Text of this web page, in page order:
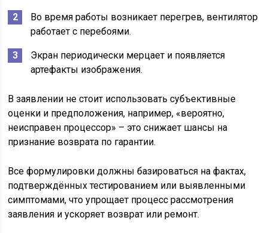
Во время работы возникает перегрев, вентилятор
работает с перебоями.
Экран периодически мерцает и появляется
артефакты изображения.
В заявлении не стоит использовать субъективные
оценки и предположения, например, «вероятно,
неисправен процессор» – это снижает шансы на
признание возврата по гарантии.
Все формулировки должны базироваться на фактах,
подтверждённых тестированием или выявленными
симптомами, что упрощает процесс рассмотрения
заявления и ускоряет возврат или ремонт.